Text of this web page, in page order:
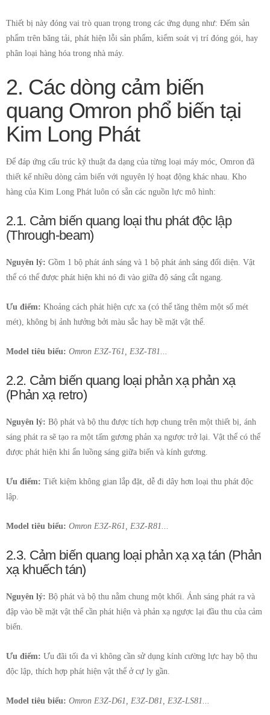
Thiết bị này đóng vai trò quan trọng trong các ứng dụng như: Đếm sản
phẩm trên băng tải, phát hiện lỗi sản phẩm, kiểm soát vị trí đóng gói, hay
phân loại hàng hóa trong nhà máy.
2. Các dòng cảm biến
quang Omron phổ biến tại
Kim Long Phát
Để đáp ứng cấu trúc kỹ thuật đa dạng của từng loại máy móc, Omron đã
thiết kế nhiều dòng cảm biến với nguyên lý hoạt động khác nhau. Kho
hàng của Kim Long Phát luôn có sẵn các nguồn lực mô hình:
2.1. Cảm biến quang loại thu phát độc lập
(Through-beam)
Nguyên lý: Gồm 1 bộ phát ánh sáng và 1 bộ phát ánh sáng đối diện. Vật
thể có thể được phát hiện khi nó đi vào giữa độ sáng cắt ngang.
Ưu điểm: Khoảng cách phát hiện cực xa (có thể tăng thêm một số mét
mét), không bị ảnh hưởng bởi màu sắc hay bề mặt vật thể.
Model tiêu biểu: Omron E3Z-T61, E3Z-T81...
2.2. Cảm biến quang loại phản xạ phản xạ
(Phản xạ retro)
Nguyên lý: Bộ phát và bộ thu được tích hợp chung trên một thiết bị, ánh
sáng phát ra sẽ tạo ra một tấm gương phản xạ ngược trở lại. Vật thể có thể
được phát hiện khi ẩn luồng sáng giữa biến và kính gương.
Ưu điểm: Tiết kiệm không gian lắp đặt, dễ đi dây hơn loại thu phát độc
lập.
Model tiêu biểu: Omron E3Z-R61, E3Z-R81...
2.3. Cảm biến quang loại phản xạ xạ tán (Phản
xạ khuếch tán)
Nguyên lý: Bộ phát và bộ thu nằm chung một khối. Ánh sáng phát ra và
đập vào bề mặt vật thể cần phát hiện và phản xạ ngược lại đầu thu của cảm
biến.
Ưu điểm: Ưu đãi tối đa vì không cần sử dụng kính cường lực hay bộ thu
độc lập, thích hợp phát hiện vật thể ở cự ly gần.
Model tiêu biểu: Omron E3Z-D61, E3Z-D81, E3Z-LS81...